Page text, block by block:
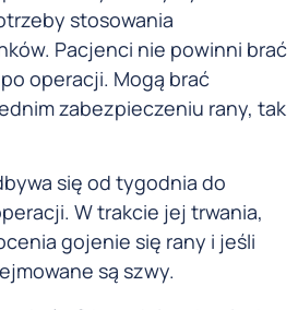
stosowania
Pacjenci nie powinni brać
operacji. Mogą brać
zabezpieczeniu rany, tak
się od tygodnia do
W trakcie jej trwania,
gojenie się rany i jeśli
są szwy.